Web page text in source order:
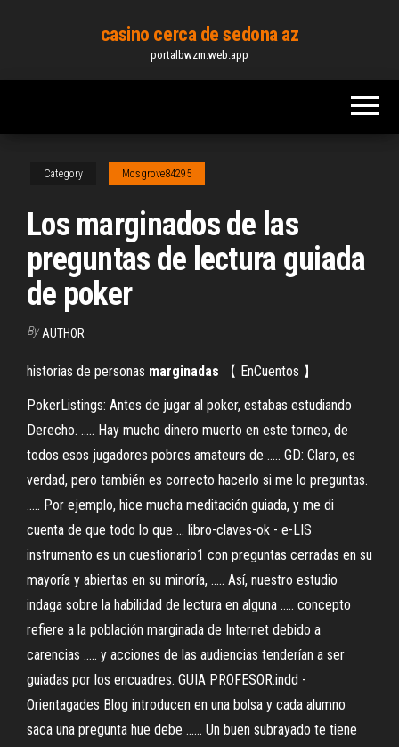
content
casino cerca de sedona az
portalbwzm.web.app
Category Mosgrove84295
Los marginados de las
preguntas de lectura guiada
de poker
By AUTHOR
historias de personas marginadas 【 EnCuentos 】
PokerListings: Antes de jugar al poker, estabas estudiando
Derecho. ..... Hay mucho dinero muerto en este torneo, de
todos esos jugadores pobres amateurs de ..... GD: Claro, es
verdad, pero también es correcto hacerlo si me lo preguntas.
..... Por ejemplo, hice mucha meditación guiada, y me di
cuenta de que todo lo que ... libro-claves-ok - e-LIS
instrumento es un cuestionario1 con preguntas cerradas en su
mayoría y abiertas en su minoría, ..... Así, nuestro estudio
indaga sobre la habilidad de lectura en alguna ..... concepto
refiere a la población marginada de Internet debido a
carencias ..... y acciones de las audiencias tenderían a ser
guiadas por los encuadres. GUIA PROFESOR.indd -
Orientagades Blog introducen en una bolsa y cada alumno
saca una pregunta hue debe ...... Un buen subrayado te tiene